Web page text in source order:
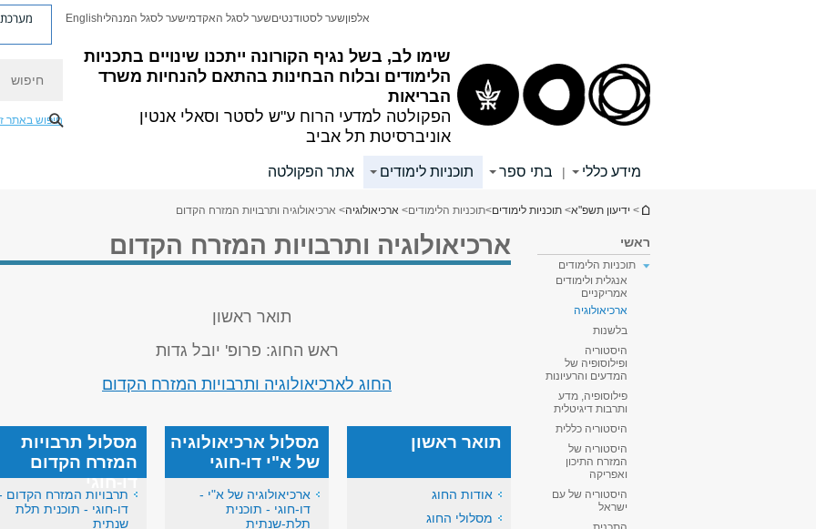
שימו לב, בשל נגיף הקורונה ייתכנו שינויים בתכניות
הלימודים ובלוח הבחינות בהתאם להנחיות משרד
הבריאות
הפקולטה למדעי הרוח ע"ש לסטר וסאלי אנטין
אוניברסיטת תל אביב
אלפוןשער לסטודנטיםשער לסגל האקדמישער לסגל המנהליEnglish מערכת
חיפוש באתר
מידע כללי | בתי ספר תוכניות לימודים אתר הפקולטה
הינך נמצא כאן
> ידיעון תשפ"א> תוכניות לימודים>תוכניות הלימודים> ארכיאולוגיה> ארכיאולוגיה ותרבויות המזרח הקדום
ראשי
תוכניות הלימודים
אנגלית ולימודים
אמריקניים
ארכיאולוגיה
בלשנות
היסטוריה
ופילוסופיה של
המדעים והרעיונות
פילוסופיה, מדע
ותרבות דיגיטלית
היסטוריה כללית
היסטוריה של
המזרח התיכון
ואפריקה
היסטוריה של עם
ישראל
ארכיאולוגיה ותרבויות המזרח הקדום
תואר ראשון
ראש החוג: פרופ' יובל גדות
החוג לארכיאולוגיה ותרבויות המזרח הקדום
תואר ראשון
אודות החוג
מסלולי החוג
מסלול ארכיאולוגיה
של א"י דו-חוגי
ארכיאולוגיה של א"י -
דו-חוגי - תוכנית
תלת-שנתית
מסלול תרבויות
המזרח הקדום
דו-חוגי
תרבויות המזרח הקדום
דו-חוגי - תוכנית תלת
שנתית